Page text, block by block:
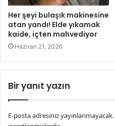
Her şeyi bulaşık makinesine
atan yandı! Elde yıkamak
kaide, içten mahvediyor
Haziran 21, 2026
Bir yanıt yazın
E-posta adresiniz yayınlanmayacak.